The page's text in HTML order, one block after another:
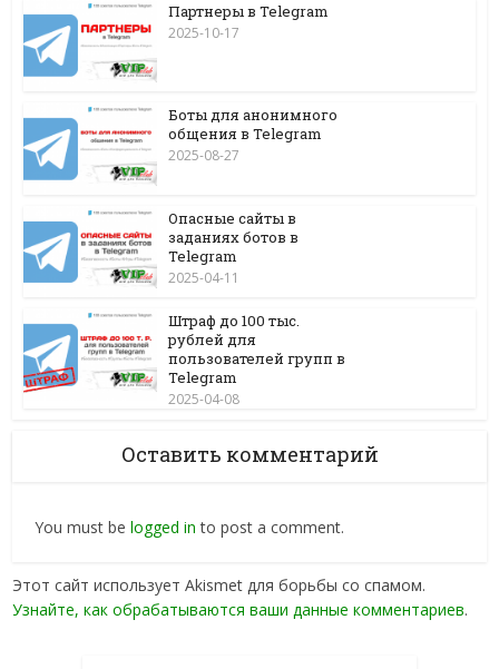
Партнеры в Telegram
2025-10-17
Боты для анонимного
общения в Telegram
2025-08-27
Опасные сайты в
заданиях ботов в
Telegram
2025-04-11
Штраф до 100 тыс.
рублей для
пользователей групп в
Telegram
2025-04-08
Оставить комментарий
You must belogged in to post a comment.
Этот сайт использует Akismet для борьбы со спамом.
Узнайте, как обрабатываются ваши данные комментариев.